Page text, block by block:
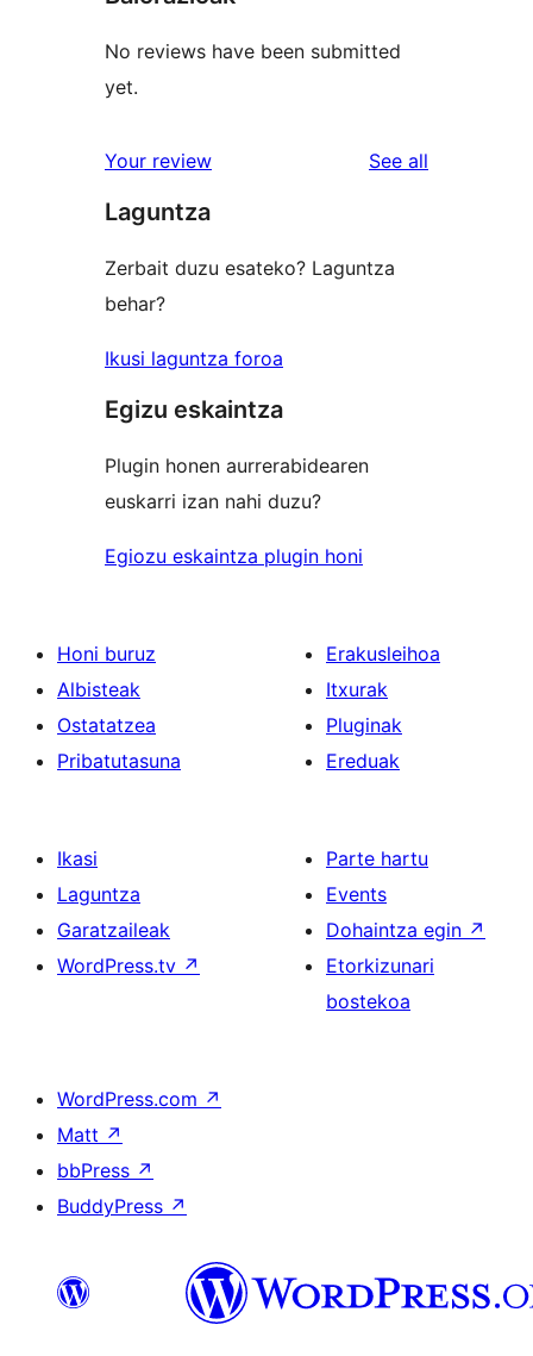
No reviews have been submitted
yet.
Your review See all
Laguntza
Zerbait duzu esateko? Laguntza
behar?
Ikusi laguntza foroa
Egizu eskaintza
Plugin honen aurrerabidearen
euskarri izan nahi duzu?
Egiozu eskaintza plugin honi
Honi buruz
Albisteak
Ostatatzea
Pribatutasuna
Erakusleihoa
Itxurak
Pluginak
Ereduak
Ikasi
Laguntza
Garatzaileak
WordPress.tv ↗
Parte hartu
Events
Dohaintza egin ↗
Etorkizunari
bostekoa
WordPress.com ↗
Matt ↗
bbPress ↗
BuddyPress ↗